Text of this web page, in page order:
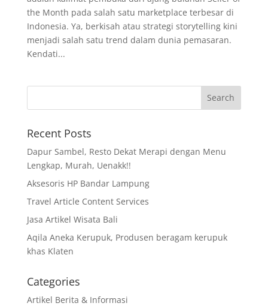
the Month pada salah satu marketplace terbesar di
Indonesia. Ya, berkisah atau strategi storytelling kini
menjadi salah satu trend dalam dunia pemasaran.
Kendati...
Recent Posts
Dapur Sambel, Resto Dekat Merapi dengan Menu
Lengkap, Murah, Uenakk!!
Aksesoris HP Bandar Lampung
Travel Article Content Services
Jasa Artikel Wisata Bali
Aqila Aneka Kerupuk, Produsen beragam kerupuk
khas Klaten
Categories
Artikel Berita & Informasi